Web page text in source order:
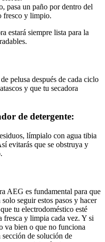
pasa un paño por dentro del
fresco y limpio.
estará siempre lista para la
pelusa después de cada ciclo
y que tu secadora
de detergente:
límpialo con agua tibia
evitarás que se obstruya y
AEG es fundamental para que
seguir estos pasos y hacer
tu electrodoméstico esté
fresca y limpia cada vez. Y si
va bien o que no funciona
de solución de